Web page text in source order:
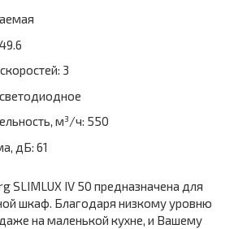
3
м³/ч: 550
дБ: 61
SLIMLUX IV 50 предназначена для
шкаф. Благодаря низкому уровню
на маленькой кухне, и Вашему